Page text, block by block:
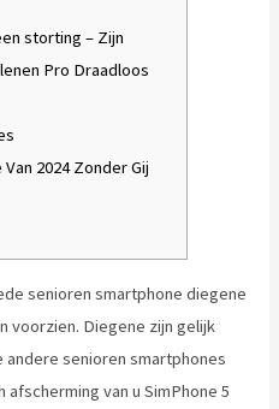
storting – Zijn
Pro Draadloos
2024 Zonder Gij
senioren smartphone diegene
voorzien. Diegene zijn gelijk
senioren smartphones
afscherming van u SimPhone 5